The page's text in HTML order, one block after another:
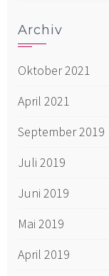
Archiv
Oktober 2021
April 2021
September 2019
Juli 2019
Juni 2019
Mai 2019
April 2019